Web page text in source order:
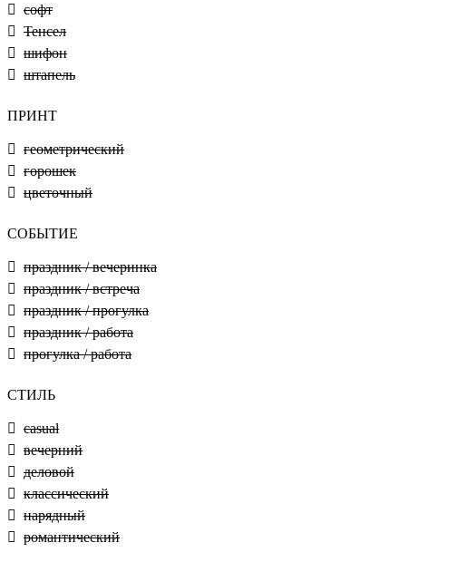
софт
Тенсел
шифон
штапель
ПРИНТ
геометрический
горошек
цветочный
СОБЫТИЕ
праздник / вечеринка
праздник / встреча
праздник / прогулка
праздник / работа
прогулка / работа
СТИЛЬ
casual
вечерний
деловой
классический
нарядный
романтический